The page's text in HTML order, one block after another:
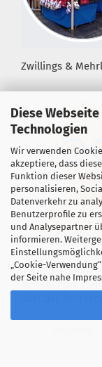
Diese
Technologien
Wir verwenden
akzeptiere, dass
Funktion dieser
personalisieren,
Datenverkehr zu
Benutzerprofile zu
und Analysepartner
informieren.
„Cookie-
der Seite nahe
Zwillings &
Für alle Zwillings-
Familien mit
wir einen
Bestellungen
über das